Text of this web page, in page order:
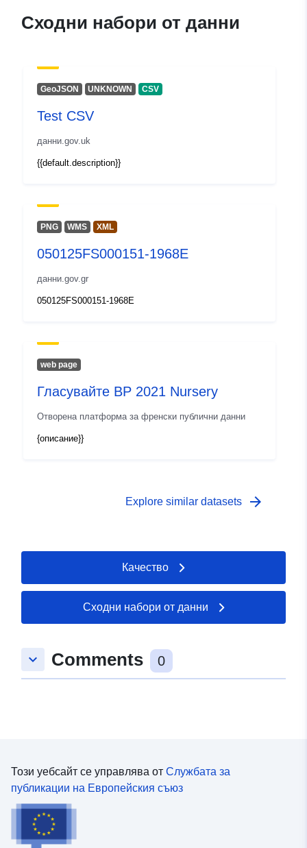
Сходни набори от данни
GeoJSON UNKNOWN CSV
Test CSV
данни.gov.uk
{{default.description}}
PNG WMS XML
050125FS000151-1968E
данни.gov.gr
050125FS000151-1968E
web page
Гласувайте BP 2021 Nursery
Отворена платформа за френски публични данни
{описание}}
Explore similar datasets arrow_forward
Качество
Сходни набори от данни
keyboard_arrow_down Comments 0
Този уебсайт се управлява от Службата за
публикации на Европейския съюз